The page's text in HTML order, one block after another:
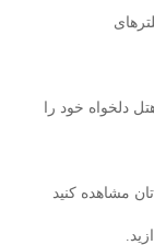
دلخواه خود را
مشاهده کنید